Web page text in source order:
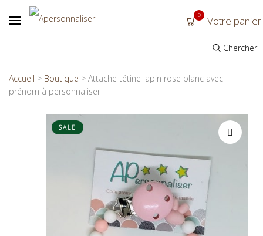
0 Votre panier
Chercher
Accueil > Boutique > Attache tétine lapin rose blanc avec
prénom à personnaliser
SALE